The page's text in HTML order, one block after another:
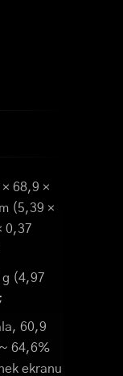
68,9 ×
(5,39 ×
0,37
g (4,97
60,9
64,6%
ekranu